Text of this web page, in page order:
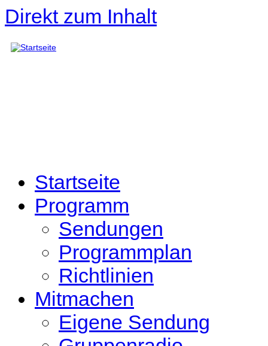
Direkt zum Inhalt
Startseite
Programm
Sendungen
Programmplan
Richtlinien
Mitmachen
Eigene Sendung